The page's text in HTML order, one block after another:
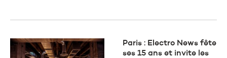
Paris : Electro News fête
ses 15 ans et invite les